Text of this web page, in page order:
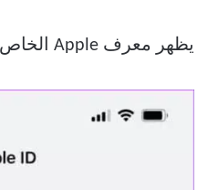
يظهر معرف Apple الخاص بك تحت اسمك.